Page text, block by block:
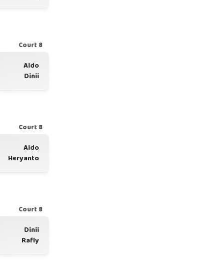
Court 8
Aldo
Dinii
Court 8
Aldo
Heryanto
Court 8
Dinii
Rafly